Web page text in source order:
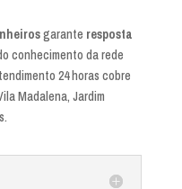
garante resposta
conhecimento da rede
24 horas cobre
Madalena, Jardim